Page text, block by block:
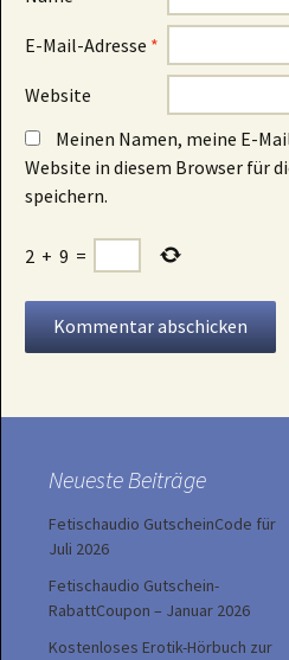
E-Mail-Adresse *
Website
Meinen Namen, meine E-
Website in diesem Browser für
speichern.
2 + 9 =
Neueste Beiträge
Fetischaudio GutscheinCode für
Juli 2026
Fetischaudio Gutschein-
RabattCoupon – Januar 2026
Kostenloses Erotik-Hörbuch zur